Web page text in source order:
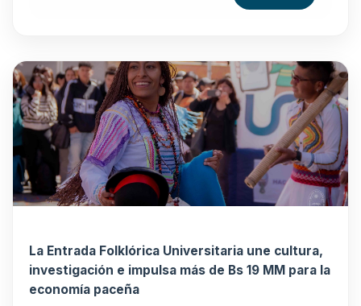
La Entrada Folklórica Universitaria une cultura,
investigación e impulsa más de Bs 19 MM para la
economía paceña